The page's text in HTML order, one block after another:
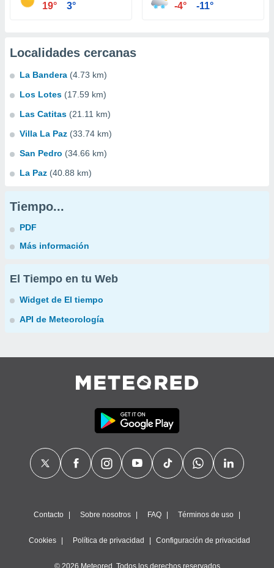
19° 3° -4° -11°
Localidades cercanas
La Bandera (4.73 km)
Los Lotes (17.59 km)
Las Catitas (21.11 km)
Villa La Paz (33.74 km)
San Pedro (34.66 km)
La Paz (40.88 km)
Tiempo...
PDF
Más información
El Tiempo en tu Web
Widget de El tiempo
API de Meteorología
Contacto Sobre nosotros FAQ Términos de uso
Cookies Política de privacidad Configuración de privacidad
© 2026 Meteored. Todos los derechos reservados